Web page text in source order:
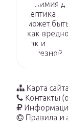
Карта сайта
Контакты
Правила и